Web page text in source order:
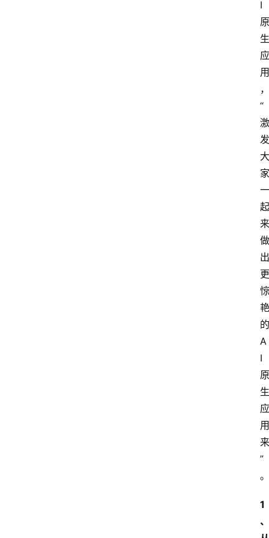
I
原
生
应
用
，
“
激
发
大
家
一
起
来
做
出
更
惊
艳
的
A
I
原
生
应
用
来
”
。
1
、